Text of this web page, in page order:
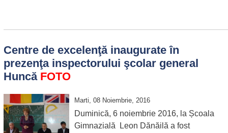
Centre de excelenţă inaugurate în
prezenţa inspectorului şcolar general
Huncă FOTO
Marti, 08 Noiembrie, 2016
Duminică, 6 noiembrie 2016, la Școala
Gimnazială Leon Dănăilă a fost